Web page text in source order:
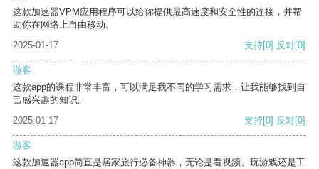
这款加速器VPM应用程序可以给你提供最高速度和安全性的连接，并帮
助你在网络上自由移动。
2025-01-17
支持[0] 反对[0]
游客
这款app的课程非常丰富，可以满足我不同的学习需求，让我能够找到自
己感兴趣的知识。
2025-01-17
支持[0] 反对[0]
游客
这款加速器app简直是居家旅行必备神器，无论是看视频、玩游戏还是工